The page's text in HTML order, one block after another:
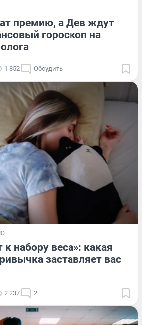
премию, а Дев ждут
гороскоп на
1 852 Обсудить
к набору веса»: какая
заставляет вас
2 237 2